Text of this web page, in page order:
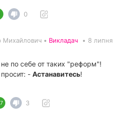
0
Михайлович • Викладач • 8 липня
по себе от таких "реформ"!
- Астанавитесь!
3